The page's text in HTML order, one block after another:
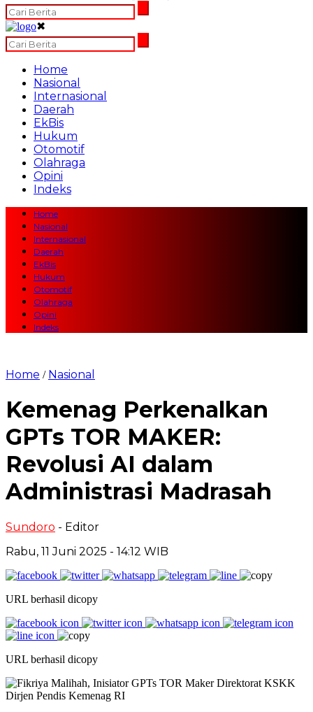
✖
Home
Nasional
Internasional
Daerah
EkBis
Hukum
Otomotif
Olahraga
Opini
Indeks
Home
Nasional
Internasional
Daerah
EkBis
Hukum
Otomotif
Olahraga
Opini
Indeks
Home / Nasional
Kemenag Perkenalkan
GPTs TOR MAKER:
Revolusi AI dalam
Administrasi Madrasah
Sundoro - Editor
Rabu, 11 Juni 2025 - 14:12 WIB
URL berhasil dicopy
URL berhasil dicopy